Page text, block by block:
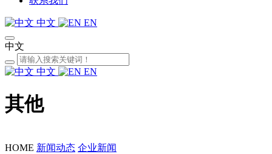
中文 EN
中文
中文 EN
其他
HOME 新闻动态 企业新闻